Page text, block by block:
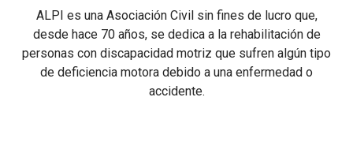
ALPI es una Asociación Civil sin fines de lucro que,
desde hace 70 años, se dedica a la rehabilitación de
personas con discapacidad motriz que sufren algún tipo
de deficiencia motora debido a una enfermedad o
accidente.